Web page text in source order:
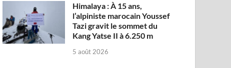
Himalaya : À 15 ans,
l’alpiniste marocain Youssef
Tazi gravit le sommet du
Kang Yatse II à 6.250 m
5 août 2026